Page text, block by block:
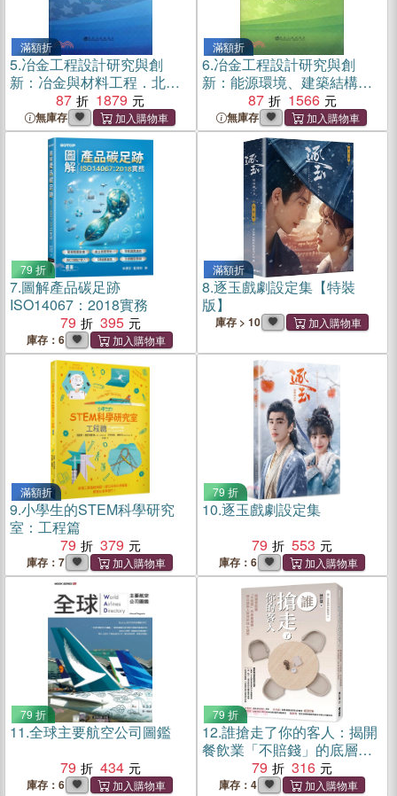
滿額折
5.冶金工程設計研究與創
新：冶金與材料工程．北京
首鋼國際工程技術有限公司
成立四十周年暨改制五周年
科技論文集（簡體書）
87 1879
無庫存
滿額折
6.冶金工程設計研究與創
新：能源環境、建築結構等
綜合工程．北京首鋼國際工
程技術有限公司成立四十周
年暨改制五周年科技論文集
（簡體書）
87 1566
無庫存
79 折
7.圖解產品碳足跡
ISO14067：2018實務
79
395
庫存：6
滿額折
8.逐玉戲劇設定集【特裝
版】
庫存 > 10
滿額折
9.小學生的STEM科學研究
室：工程篇
79
379
庫存：7
79 折
10.逐玉戲劇設定集
79
553
庫存：6
79 折
11.全球主要航空公司圖鑑
79
434
庫存：6
79 折
12.誰搶走了你的客人：揭開
餐飲業「不賠錢」的底層邏
輯，建立讓客人回流的核心
優勢
79 316
庫存：4